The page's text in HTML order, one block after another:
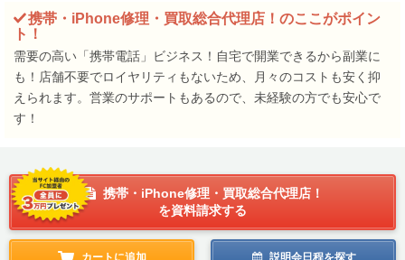
携帯・iPhone修理・買取総合代理店！のここがポイン
ト！
需要の高い「携帯電話」ビジネス！自宅で開業できるから副業に
も！店舗不要でロイヤリティもないため、月々のコストも安く抑
えられます。営業のサポートもあるので、未経験の方でも安心で
す！
携帯・iPhone修理・買取総合代理店！
を資料請求する
カートに追加 説明会日程を探す